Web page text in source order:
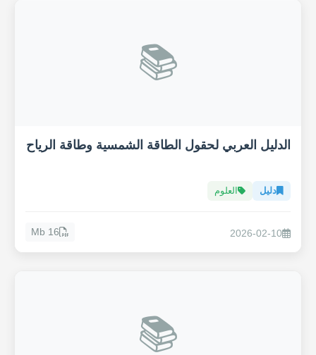
📚
الدليل العربي لحقول الطاقة الشمسية وطاقة الرياح
دليل العلوم
2026-02-10
16 Mb
📚